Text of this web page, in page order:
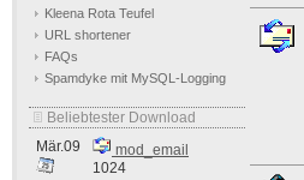
Kleena Rota Teufel
URL shortener
FAQs
Spamdyke mit MySQL-Logging
Beliebtester Download
Mär.09
mod_email
1024